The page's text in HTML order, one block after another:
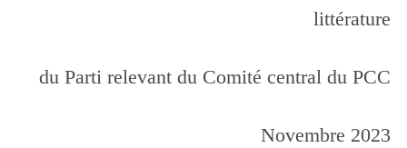
littérature
du Parti relevant du Comité central du PCC
Novembre 2023